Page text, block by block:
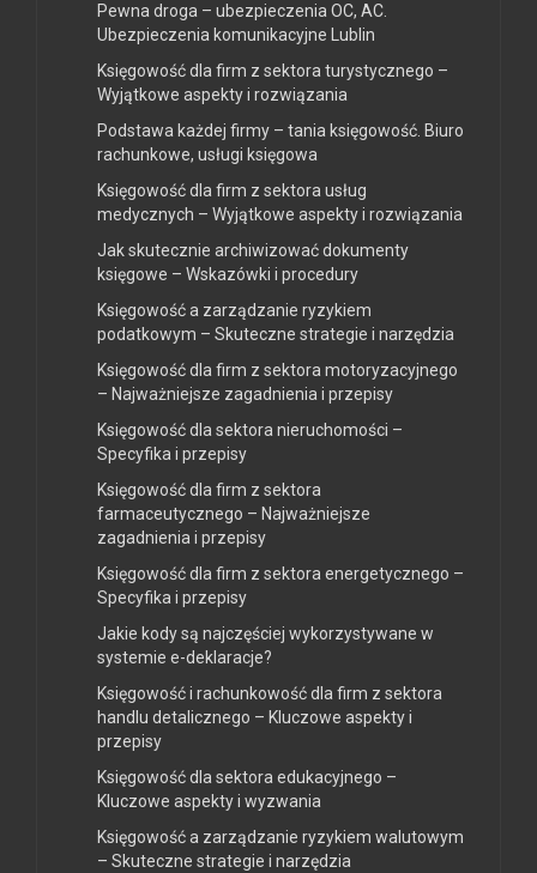
Pewna droga – ubezpieczenia OC, AC.
Ubezpieczenia komunikacyjne Lublin
Księgowość dla firm z sektora turystycznego –
Wyjątkowe aspekty i rozwiązania
Podstawa każdej firmy – tania księgowość. Biuro
rachunkowe, usługi księgowa
Księgowość dla firm z sektora usług
medycznych – Wyjątkowe aspekty i rozwiązania
Jak skutecznie archiwizować dokumenty
księgowe – Wskazówki i procedury
Księgowość a zarządzanie ryzykiem
podatkowym – Skuteczne strategie i narzędzia
Księgowość dla firm z sektora motoryzacyjnego
– Najważniejsze zagadnienia i przepisy
Księgowość dla sektora nieruchomości –
Specyfika i przepisy
Księgowość dla firm z sektora
farmaceutycznego – Najważniejsze
zagadnienia i przepisy
Księgowość dla firm z sektora energetycznego –
Specyfika i przepisy
Jakie kody są najczęściej wykorzystywane w
systemie e-deklaracje?
Księgowość i rachunkowość dla firm z sektora
handlu detalicznego – Kluczowe aspekty i
przepisy
Księgowość dla sektora edukacyjnego –
Kluczowe aspekty i wyzwania
Księgowość a zarządzanie ryzykiem walutowym
– Skuteczne strategie i narzędzia